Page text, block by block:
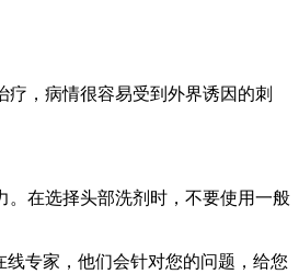
，病情很容易受到外界诱因的刺
。在选择头部洗剂时，不要使用一般
专家，他们会针对您的问题，给您